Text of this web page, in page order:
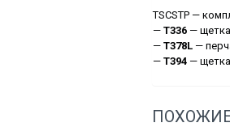
TSCSTP —
— Т336 —
— T378L —
— T394 —